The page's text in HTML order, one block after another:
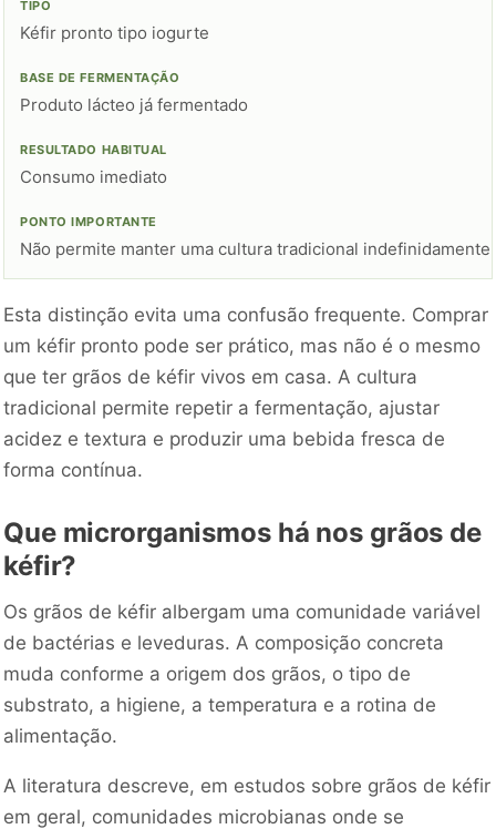
Kéfir pronto tipo iogurte
Produto lácteo já fermentado
Consumo imediato
Não permite manter uma cultura tradicional indefinidamente
Esta distinção evita uma confusão frequente. Comprar
um kéfir pronto pode ser prático, mas não é o mesmo
que ter grãos de kéfir vivos em casa. A cultura
tradicional permite repetir a fermentação, ajustar
acidez e textura e produzir uma bebida fresca de
forma contínua.
Que microrganismos há nos grãos de
kéfir?
Os grãos de kéfir albergam uma comunidade variável
de bactérias e leveduras. A composição concreta
muda conforme a origem dos grãos, o tipo de
substrato, a higiene, a temperatura e a rotina de
alimentação.
A literatura descreve, em estudos sobre grãos de kéfir
em geral, comunidades microbianas onde se